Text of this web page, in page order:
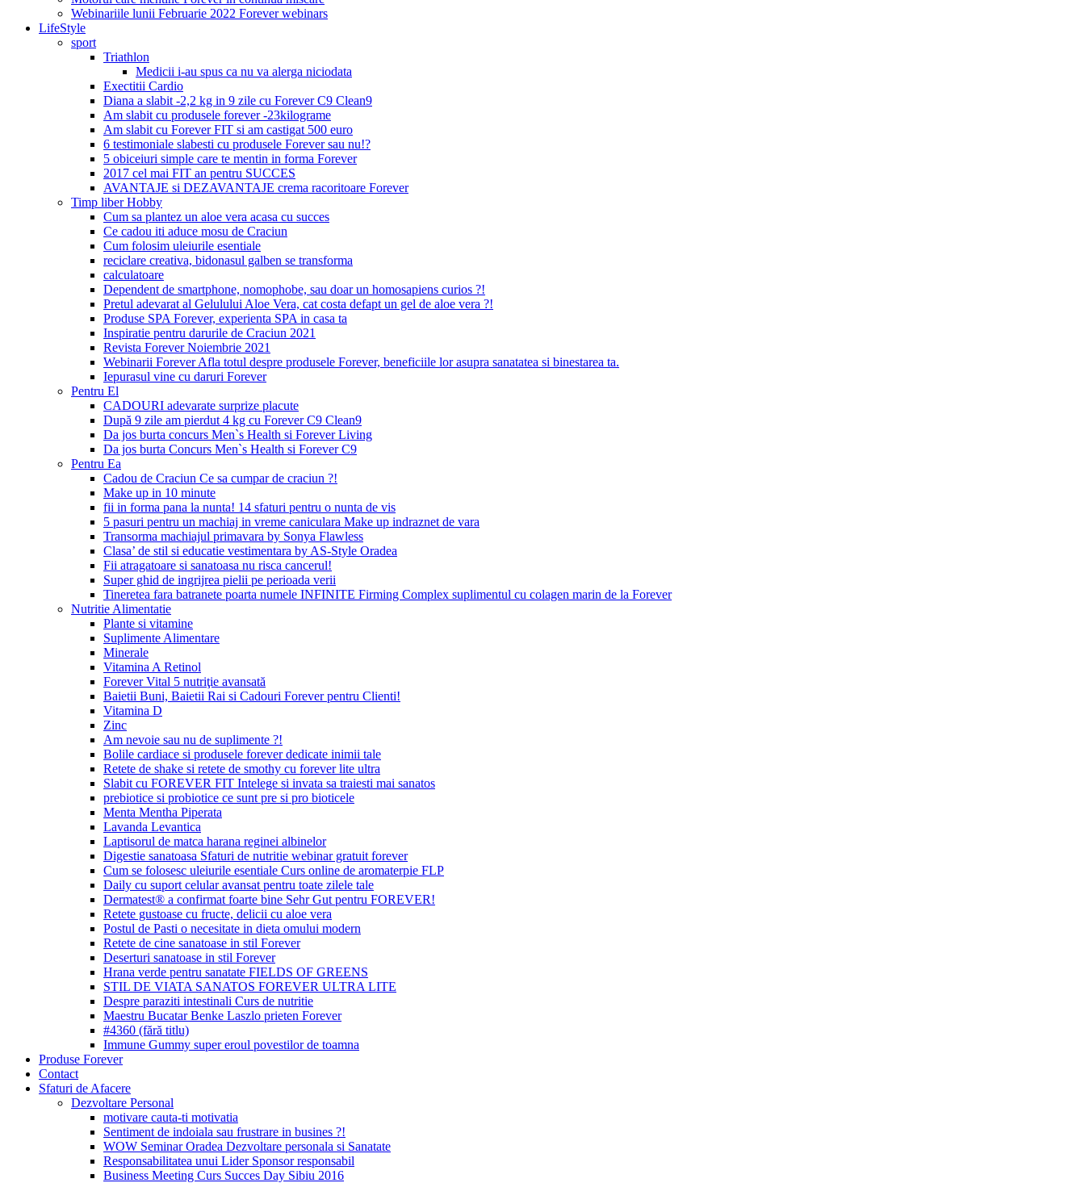
Webinariile lunii Februarie 2022 Forever webinars
LifeStyle
sport
Triathlon
Medicii i-au spus ca nu va alerga niciodata
Exectitii Cardio
Diana a slabit -2,2 kg in 9 zile cu Forever C9 Clean9
Am slabit cu produsele forever -23kilograme
Am slabit cu Forever FIT si am castigat 500 euro
6 testimoniale slabesti cu produsele Forever sau nu!?
5 obiceiuri simple care te mentin in forma Forever
2017 cel mai FIT an pentru SUCCES
AVANTAJE si DEZAVANTAJE crema racoritoare Forever
Timp liber Hobby
Cum sa plantez un aloe vera acasa cu succes
Ce cadou iti aduce mosu de Craciun
Cum folosim uleiurile esentiale
reciclare creativa, bidonasul galben se transforma
calculatoare
Dependent de smartphone, nomophobe, sau doar un homosapiens curios ?!
Pretul adevarat al Gelulului Aloe Vera, cat costa defapt un gel de aloe vera ?!
Produse SPA Forever, experienta SPA in casa ta
Inspiratie pentru darurile de Craciun 2021
Revista Forever Noiembrie 2021
Webinarii Forever Afla totul despre produsele Forever, beneficiile lor asupra sanatatea si binestarea ta.
Iepurasul vine cu daruri Forever
Pentru El
CADOURI adevarate surprize placute
După 9 zile am pierdut 4 kg cu Forever C9 Clean9
Da jos burta concurs Men`s Health si Forever Living
Da jos burta Concurs Men`s Health si Forever C9
Pentru Ea
Cadou de Craciun Ce sa cumpar de craciun ?!
Make up in 10 minute
fii in forma pana la nunta! 14 sfaturi pentru o nunta de vis
5 pasuri pentru un machiaj in vreme caniculara Make up indraznet de vara
Transorma machiajul primavara by Sonya Flawless
Clasa’ de stil si educatie vestimentara by AS-Style Oradea
Fii atragatoare si sanatoasa nu risca cancerul!
Super ghid de ingrijrea pielii pe perioada verii
Tineretea fara batranete poarta numele INFINITE Firming Complex suplimentul cu colagen marin de la Forever
Nutritie Alimentatie
Plante si vitamine
Suplimente Alimentare
Minerale
Vitamina A Retinol
Forever Vital 5 nutriţie avansată
Baietii Buni, Baietii Rai si Cadouri Forever pentru Clienti!
Vitamina D
Zinc
Am nevoie sau nu de suplimente ?!
Bolile cardiace si produsele forever dedicate inimii tale
Retete de shake si retete de smothy cu forever lite ultra
Slabit cu FOREVER FIT Intelege si invata sa traiesti mai sanatos
prebiotice si probiotice ce sunt pre si pro bioticele
Menta Mentha Piperata
Lavanda Levantica
Laptisorul de matca harana reginei albinelor
Digestie sanatoasa Sfaturi de nutritie webinar gratuit forever
Cum se folosesc uleiurile esentiale Curs online de aromaterpie FLP
Daily cu suport celular avansat pentru toate zilele tale
Dermatest® a confirmat foarte bine Sehr Gut pentru FOREVER!
Retete gustoase cu fructe, delicii cu aloe vera
Postul de Pasti o necesitate in dieta omului modern
Retete de cine sanatoase in stil Forever
Deserturi sanatoase in stil Forever
Hrana verde pentru sanatate FIELDS OF GREENS
STIL DE VIATA SANATOS FOREVER ULTRA LITE
Despre paraziti intestinali Curs de nutritie
Maestru Bucatar Benke Laszlo prieten Forever
#4360 (fără titlu)
Immune Gummy super eroul povestilor de toamna
Produse Forever
Contact
Sfaturi de Afacere
Dezvoltare Personal
motivare cauta-ti motivatia
Sentiment de indoiala sau frustrare in busines ?!
WOW Seminar Oradea Dezvoltare personala si Sanatate
Responsabilitatea unui Lider Sponsor responsabil
Business Meeting Curs Succes Day Sibiu 2016